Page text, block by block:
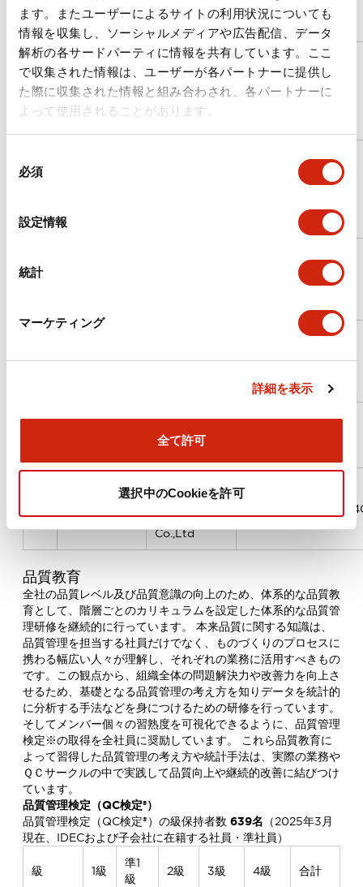
ます。またユーザーによるサイトの利用状況についても
情報を収集し、ソーシャルメディアや広告配信、データ
解析の各サードパーティに情報を共有しています。ここ
で収集された情報は、ユーザーが各パートナーに提供し
た際に収集された情報と組み合わされ、各パートナーに
よって使用されることがあります。
必須
設定情報
統計
マーケティング
詳細を表示
全て許可
選択中のCookieを許可
ー
ク
Certification
チ
ュ
ニ
ジ
SACEMA
TÜV
Rheinland
Cert GmbH
01 100 2315 611
ュ
ア
01 100 2315 612
米
44 100 20560015
(THAILAND)
JQA-QMA14888
Assessment
湾
台湾愛徳克股
份有限公司
International
Certification
Co.,Ltd
ARES/TW/
品質教育
全社の品質レベル及び品質意識の向上のため、体系的な品質教
育として、階層ごとのカリキュラムを設定した体系的な品質管
理研修を継続的に行っています。 本来品質に関する知識は、
品質管理を担当する社員だけでなく、ものづくりのプロセスに
携わる幅広い人々が理解し、それぞれの業務に活用すべきもの
です。この観点から、組織全体の問題解決力や改善力を向上さ
せるため、基礎となる品質管理の考え方を知りデータを統計的
に分析する手法などを身につけるための研修を行っています。
そしてメンバー個々の習熟度を可視化できるように、品質管理
検定※の取得を全社員に奨励しています。 これら品質教育に
よって習得した品質管理の考え方や統計手法は、実際の業務や
ＱＣサークルの中で実践して品質向上や継続的改善に結びつけ
ています。
品質管理検定（QC検定®）
品質管理検定（QC検定®）の級保持者数 639名 （2025年3月
現在、IDECおよび子会社に在籍する社員・準社員）
級 1級
準1
級
2級 3級 4級 合計